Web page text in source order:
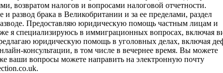
возвратом налогов и вопросами налоговой отчетности.
развод брака в Великобритании и за ее пределами, раздел
Предоставляю юридическую помощь частным лицам и
я специализируюсь в иммиграционных вопросах, включая
юридическую помощь в уголовных делах, включая
консультации, в том числе в вечернее время. Вы можете
ваши вопросы можете направить на электронную почту